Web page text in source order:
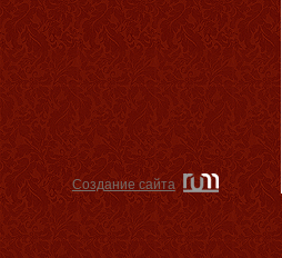
Создание сайта